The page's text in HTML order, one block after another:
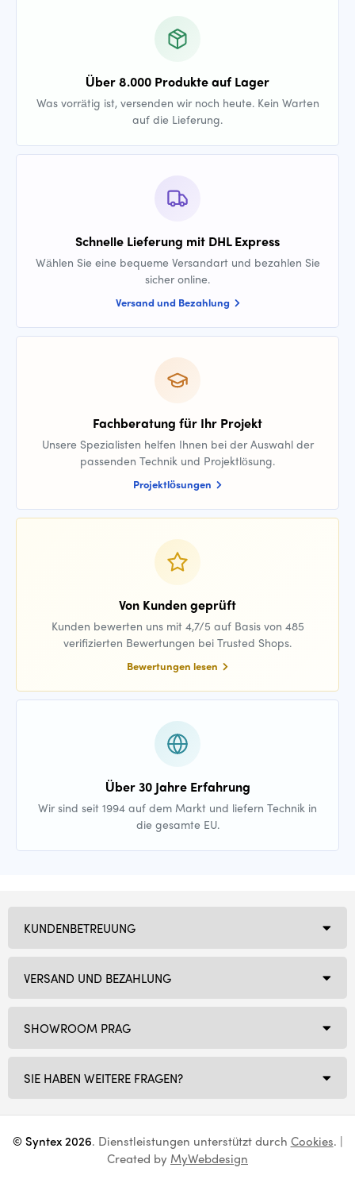
Über 8.000 Produkte auf Lager
Was vorrätig ist, versenden wir noch heute. Kein Warten
auf die Lieferung.
Schnelle Lieferung mit DHL Express
Wählen Sie eine bequeme Versandart und bezahlen Sie
sicher online.
Versand und Bezahlung
Fachberatung für Ihr Projekt
Unsere Spezialisten helfen Ihnen bei der Auswahl der
passenden Technik und Projektlösung.
Projektlösungen
Von Kunden geprüft
Kunden bewerten uns mit 4,7/5 auf Basis von 485
verifizierten Bewertungen bei Trusted Shops.
Bewertungen lesen
Über 30 Jahre Erfahrung
Wir sind seit 1994 auf dem Markt und liefern Technik in
die gesamte EU.
SHOWROOM PRAG
SIE HABEN WEITERE FRAGEN?
KUNDENBETREUUNG
VERSAND UND BEZAHLUNG
© Syntex 2026. Dienstleistungen unterstützt durch Cookies. |
Created by MyWebdesign